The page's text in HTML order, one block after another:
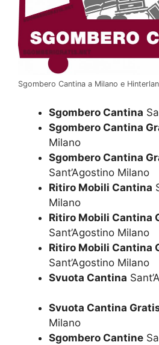
Sgombero Cantina a Milano e
Sgombero Cantina
Sgombero Cantina
Milano
Sgombero Cantina
Sant’Agostino Milano
Ritiro Mobili Cantina
Milano
Ritiro Mobili Cantina
Sant’Agostino Milano
Ritiro Mobili Cantina
Sant’Agostino Milano
Svuota Cantina
Svuota Cantina
Milano
Sgombero Cantine